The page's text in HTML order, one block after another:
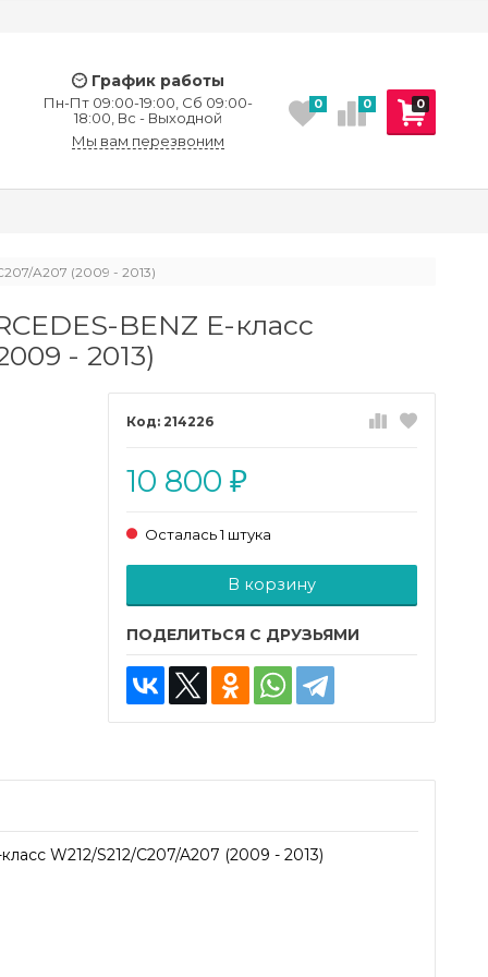
График работы
Пн-Пт 09:00-19:00, Сб 09:00-
18:00, Вс - Выходной
Мы вам перезвоним
0
0 0
A207 (2009 - 2013)
BENZ E-класс
- 2013)
214226
10 800 ₽
Осталась 1 штука
Добавляется...
В корзину
Добавлен
ПОДЕЛИТЬСЯ С ДРУЗЬЯМИ
W212/S212/C207/A207 (2009 - 2013)